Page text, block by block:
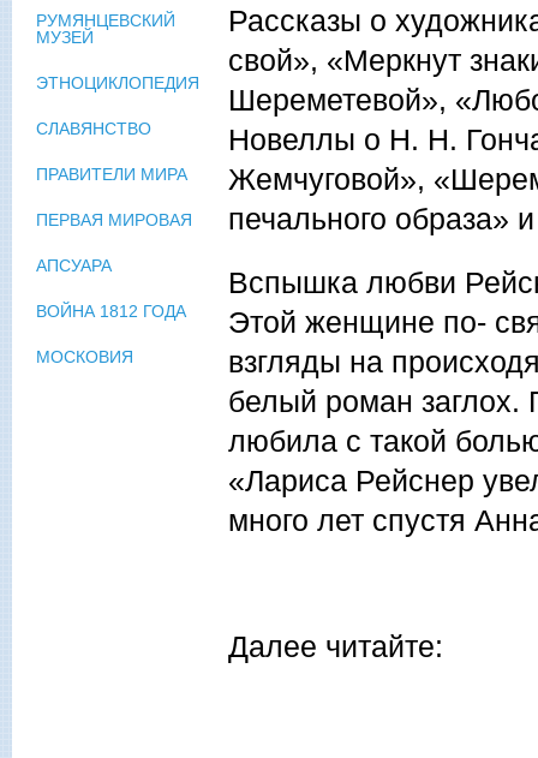
Рассказы о
свой», «Меркнут
Шереметевой»,
Новеллы о Н. Н.
Жемчуговой»,
печального образа»
Вспышка любви
Этой женщине по-
взгляды на
белый роман заглох.
любила с такой
«Лариса Рейснер
много лет спустя
Далее читайте:
РУМЯНЦЕВСКИЙ
МУЗЕЙ
ЭТНОЦИКЛОПЕДИЯ
СЛАВЯНСТВО
ПРАВИТЕЛИ МИРА
ПЕРВАЯ МИРОВАЯ
АПСУАРА
ВОЙНА 1812 ГОДА
МОСКОВИЯ